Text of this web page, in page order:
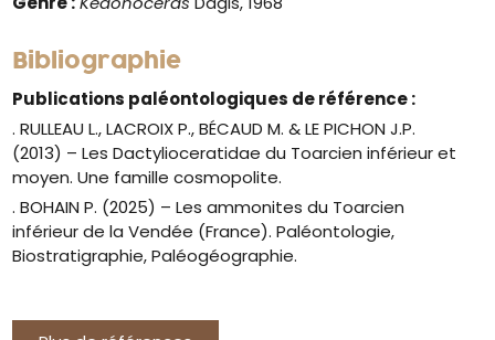
Bibliographie
Publications paléontologiques de référence :
. RULLEAU L., LACROIX P., BÉCAUD M. & LE PICHON J.P.
(2013) – Les Dactylioceratidae du Toarcien inférieur et
moyen. Une famille cosmopolite.
. BOHAIN P. (2025) – Les ammonites du Toarcien
inférieur de la Vendée (France). Paléontologie,
Biostratigraphie, Paléogéographie.